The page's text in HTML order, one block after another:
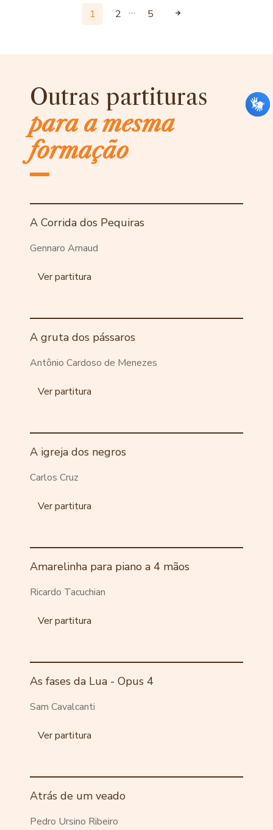
1 2 … 5
Outras partituras
para a mesma
formação
A Corrida dos Pequiras
Gennaro Arnaud
Ver partitura
A gruta dos pássaros
Antônio Cardoso de Menezes
Ver partitura
A igreja dos negros
Carlos Cruz
Ver partitura
Amarelinha para piano a 4 mãos
Ricardo Tacuchian
Ver partitura
As fases da Lua - Opus 4
Sam Cavalcanti
Ver partitura
Atrás de um veado
Pedro Ursino Ribeiro